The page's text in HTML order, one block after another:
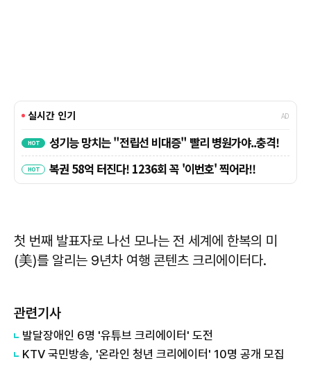
첫 번째 발표자로 나선 모나는 전 세계에 한복의 미
(美)를 알리는 9년차 여행 콘텐츠 크리에이터다.
관련기사
발달장애인 6명 '유튜브 크리에이터' 도전
KTV 국민방송, '온라인 청년 크리에이터' 10명 공개 모집